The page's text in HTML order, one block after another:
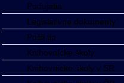
Podujatia
Legislativne dokumenty
Pošli tip
Knihovnícke školy
Knihovnícke školy v SR